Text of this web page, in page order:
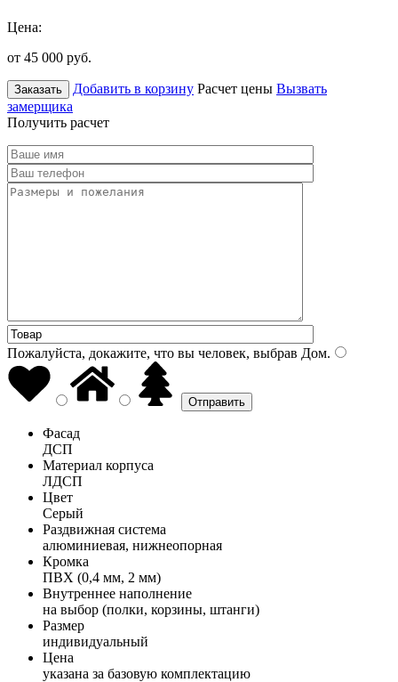
Цена:
от 45 000 руб.
Заказать Добавить в корзину Расчет цены Вызвать
замерщика
Получить расчет
Пожалуйста, докажите, что вы человек, выбрав Дом.
Фасад
ДСП
Материал корпуса
ЛДСП
Цвет
Серый
Раздвижная система
алюминиевая, нижнеопорная
Кромка
ПВХ (0,4 мм, 2 мм)
Внутреннее наполнение
на выбор (полки, корзины, штанги)
Размер
индивидуальный
Цена
указана за базовую комплектацию